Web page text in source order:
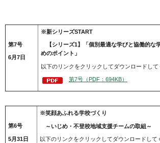
第7号
6月7日
※新シリーズSTART
【シリーズ1】「個別最適な学びと協働的な
めのポイント」
以下のリンクをクリックしてダウンロードして
第7号（PDF：694KB）
第6号
5月31日
※笑顔あふれる学校づくり
～いじめ・不登校地域支援チームの取組～
以下のリンクをクリックしてダウンロードして